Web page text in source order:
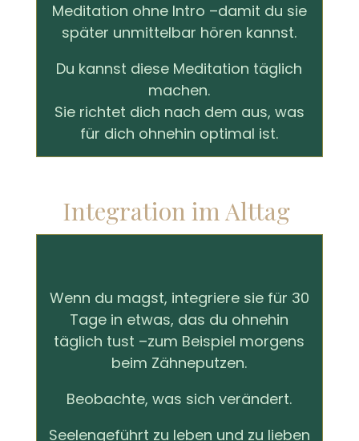
Meditation ohne Intro –damit du sie
später unmittelbar hören kannst.
Du kannst diese Meditation täglich
machen.
Sie richtet dich nach dem aus, was
für dich ohnehin optimal ist.
Integration im Alttag
Wenn du magst, integriere sie für 30
Tage in etwas, das du ohnehin
täglich tust –zum Beispiel morgens
beim Zähneputzen.
Beobachte, was sich verändert.
Seelengeführt zu leben und zu lieben